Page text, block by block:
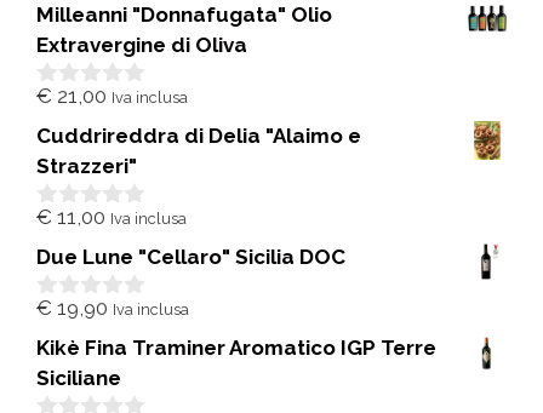
Milleanni "Donnafugata" Olio
Extravergine di Oliva
0
u
5
€ 21,00 Iva inclusa
Cuddrireddra di Delia "Alaimo e
Strazzeri"
0
u
5
€ 11,00 Iva inclusa
Due Lune "Cellaro" Sicilia DOC
0
u
5
€ 19,90 Iva inclusa
Kikè Fina Traminer Aromatico IGP Terre
Siciliane